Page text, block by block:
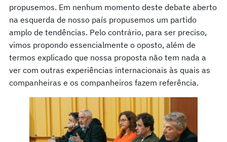
propusemos. Em nenhum momento deste debate aberto
na esquerda de nosso país propusemos um partido
amplo de tendências. Pelo contrário, para ser preciso,
vimos propondo essencialmente o oposto, além de
termos explicado que nossa proposta não tem nada a
ver com outras experiências internacionais às quais as
companheiras e os companheiros fazem referência.